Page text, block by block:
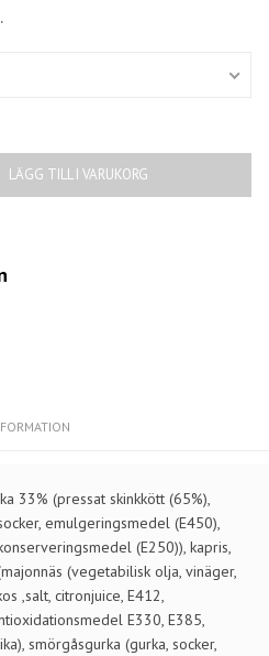
LÄGG TILL I VARUKORG
33% (pressat skinkkött (65%),
emulgeringsmedel (E450),
(E250)), kapris,
(vegetabilisk olja, vinäger,
,salt, citronjuice, E412,
E330, E385,
smörgåsgurka (gurka, socker,